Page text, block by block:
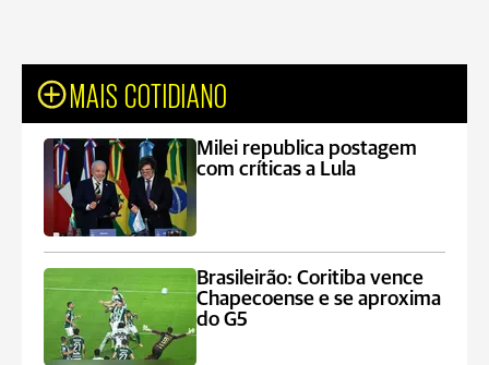
MAIS COTIDIANO
Milei republica postagem
com críticas a Lula
Brasileirão: Coritiba vence
Chapecoense e se aproxima
do G5